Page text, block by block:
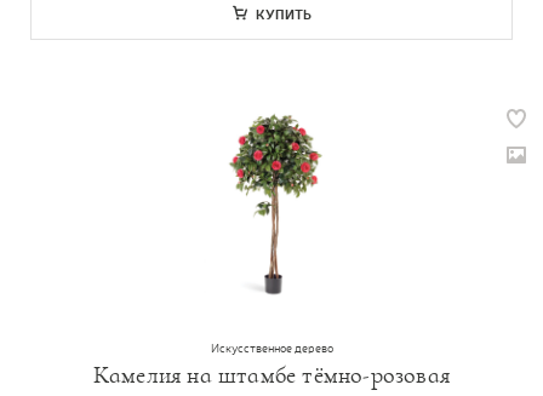
КУПИТЬ
Искусственное дерево
Камелия на штамбе тёмно-розовая